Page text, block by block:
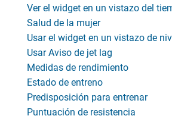
Ver el widget en un vistazo del
Salud de la mujer
Usar el widget en un vistazo de
Usar Aviso de jet lag
Medidas de rendimiento
Estado de entreno
Predisposición para entrenar
Puntuación de resistencia